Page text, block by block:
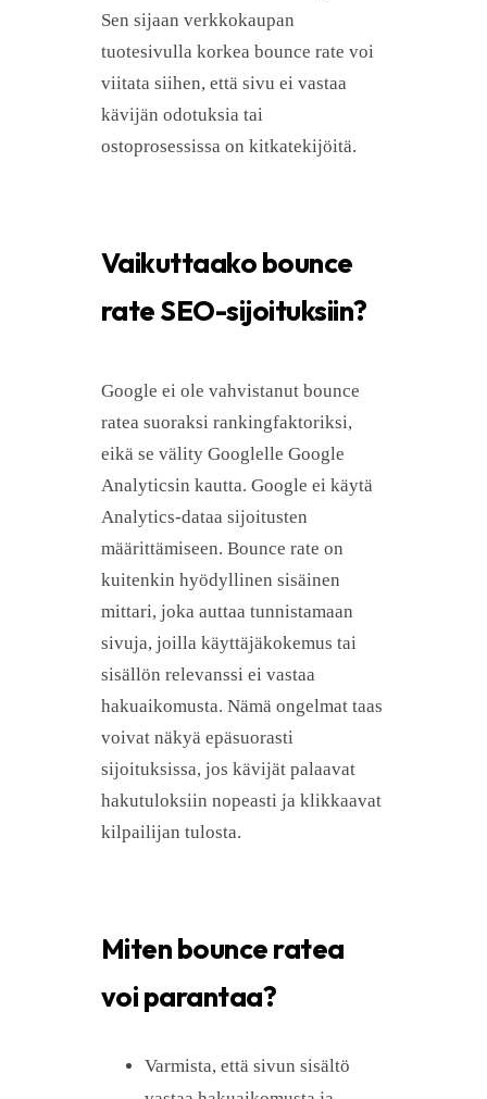
Sen sijaan verkkokaupan
tuotesivulla korkea bounce rate voi
viitata siihen, että sivu ei vastaa
kävijän odotuksia tai
ostoprosessissa on kitkatekijöitä.
Vaikuttaako bounce
rate SEO-sijoituksiin?
Google ei ole vahvistanut bounce
ratea suoraksi rankingfaktoriksi,
eikä se välity Googlelle Google
Analyticsin kautta. Google ei käytä
Analytics-dataa sijoitusten
määrittämiseen. Bounce rate on
kuitenkin hyödyllinen sisäinen
mittari, joka auttaa tunnistamaan
sivuja, joilla käyttäjäkokemus tai
sisällön relevanssi ei vastaa
hakuaikomusta. Nämä ongelmat taas
voivat näkyä epäsuorasti
sijoituksissa, jos kävijät palaavat
hakutuloksiin nopeasti ja klikkaavat
kilpailijan tulosta.
Miten bounce ratea
voi parantaa?
Varmista, että sivun sisältö